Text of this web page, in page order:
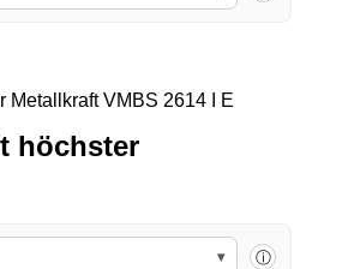
höchster
▾ ⓘ